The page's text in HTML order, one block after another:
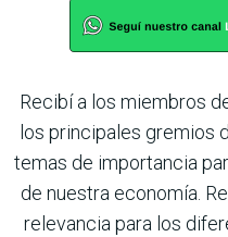
Recibí a los miembros
los principales gremios
temas de importancia
de nuestra economía.
relevancia para los